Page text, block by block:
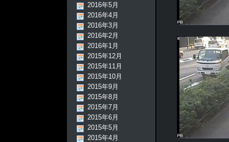
2016年5月
2016年4月
2016年3月
2016年2月
2016年1月
2015年12月
2015年11月
2015年10月
2015年9月
2015年8月
2015年7月
2015年6月
2015年5月
2015年4月